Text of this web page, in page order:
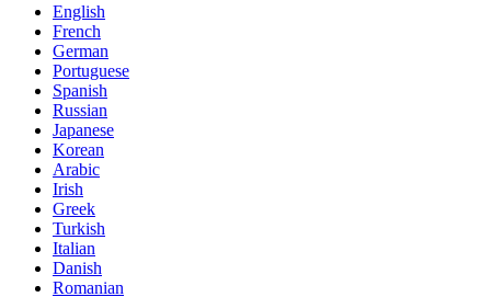
English
French
German
Portuguese
Spanish
Russian
Japanese
Korean
Arabic
Irish
Greek
Turkish
Italian
Danish
Romanian